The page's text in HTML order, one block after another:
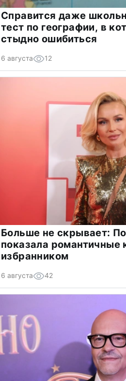
Справится даже
тест по географии, в
стыдно ошибиться
6 августа 12
Больше не скрывает:
показала
избранником
6 августа 42